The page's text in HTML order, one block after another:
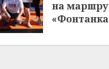
на
«Фонтанка